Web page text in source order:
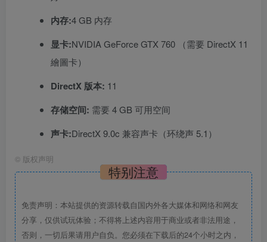
内存:4 GB 内存
显卡:NVIDIA GeForce GTX 760 （需要 DirectX 11
繪圖卡）
DirectX 版本: 11
存储空间: 需要 4 GB 可用空间
声卡:DirectX 9.0c 兼容声卡（环绕声 5.1）
© 版权声明
特别注意
免责声明：本站提供的资源转载自国内外各大媒体和网络和网友
分享，仅供试玩体验；不得将上述内容用于商业或者非法用途，
否则，一切后果请用户自负。您必须在下载后的24个小时之内，